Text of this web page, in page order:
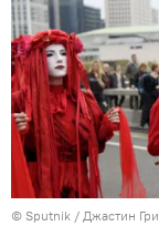
© Sputnik / Джастин